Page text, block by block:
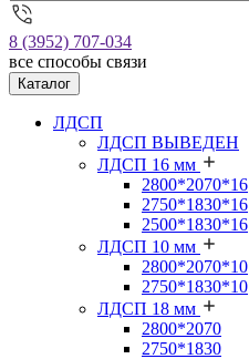
8 (3952) 707-034
все способы связи
Каталог
ЛДСП
ЛДСП ВЫВЕДЕН
ЛДСП 16 мм
2800*2070*16
2750*1830*16
2500*1830*16
ЛДСП 10 мм
2800*2070*10
2750*1830*10
ЛДСП 18 мм
2800*2070
2750*1830